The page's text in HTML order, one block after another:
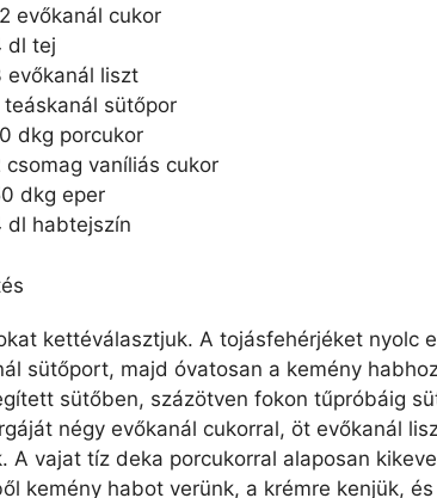
evőkanál cukor
dl tej
evőkanál liszt
teáskanál sütőpor
dkg porcukor
csomag vaníliás cukor
dkg eper
dl habtejszín
kettéválasztjuk. A tojásfehérjéket nyolc
sütőport, majd óvatosan a kemény
sütőben, százötven fokon tűpróbáig
négy evőkanál cukorral, öt evőkanál
A vajat tíz deka porcukorral alaposan
kemény habot verünk, a krémre kenjük,